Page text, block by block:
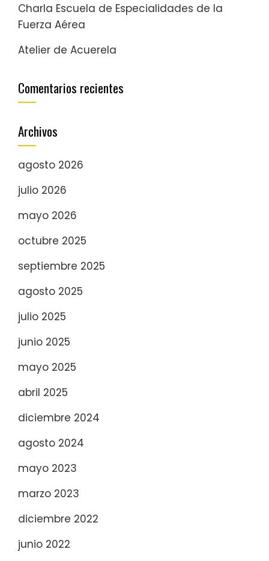
Charla Escuela de Especialidades de la
Fuerza Aérea
Atelier de Acuerela
Comentarios recientes
Archivos
agosto 2026
julio 2026
mayo 2026
octubre 2025
septiembre 2025
agosto 2025
julio 2025
junio 2025
mayo 2025
abril 2025
diciembre 2024
agosto 2024
mayo 2023
marzo 2023
diciembre 2022
junio 2022